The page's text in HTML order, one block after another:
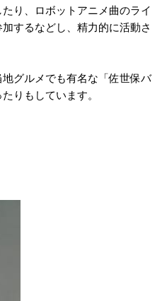
り、ロボットアニメ曲のライ
するなどし、精力的に活動さ
グルメでも有名な「佐世保バ
りもしています。